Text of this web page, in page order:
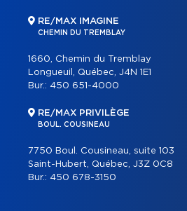
RE/MAX IMAGINE
CHEMIN DU TREMBLAY
1660, Chemin du Tremblay
Longueuil, Québec, J4N 1E1
Bur.: 450 651-4000
RE/MAX PRIVILÈGE
BOUL. COUSINEAU
7750 Boul. Cousineau, suite 103
Saint-Hubert, Québec, J3Z 0C8
Bur.: 450 678-3150